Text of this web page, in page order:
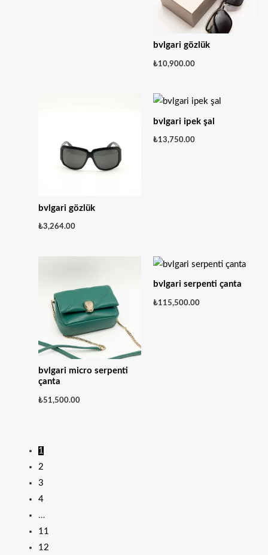
bvlgari gözlük
₺10,900.00
bvlgari gözlük
₺3,264.00
bvlgari ipek şal
₺13,750.00
bvlgari micro serpenti
çanta
₺51,500.00
bvlgari serpenti çanta
₺115,500.00
1
2
3
4
…
11
12